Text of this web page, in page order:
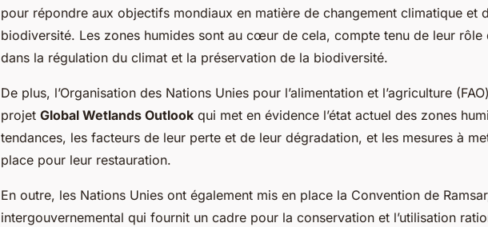
pour répondre aux objectifs mondiaux en matière de changement climatique et
biodiversité. Les zones humides sont au cœur de cela, compte tenu de leur rôle
dans la régulation du climat et la préservation de la biodiversité.
De plus, l’Organisation des Nations Unies pour l’alimentation et l’agriculture
projet Global Wetlands Outlook qui met en évidence l’état actuel des zones
tendances, les facteurs de leur perte et de leur dégradation, et les mesures à
place pour leur restauration.
En outre, les Nations Unies ont également mis en place la Convention de
intergouvernemental qui fournit un cadre pour la conservation et l’utilisation